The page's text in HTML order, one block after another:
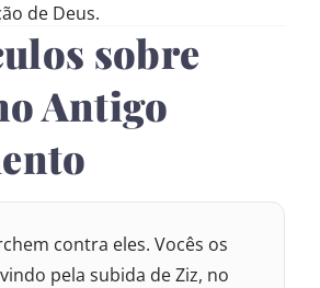
de Deus.
sobre
Antigo
contra eles. Vocês os
pela subida de Ziz, no